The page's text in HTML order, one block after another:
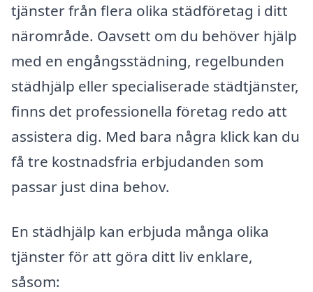
tjänster från flera olika städföretag i ditt
närområde. Oavsett om du behöver hjälp
med en engångsstädning, regelbunden
städhjälp eller specialiserade städtjänster,
finns det professionella företag redo att
assistera dig. Med bara några klick kan du
få tre kostnadsfria erbjudanden som
passar just dina behov.
En städhjälp kan erbjuda många olika
tjänster för att göra ditt liv enklare,
såsom: